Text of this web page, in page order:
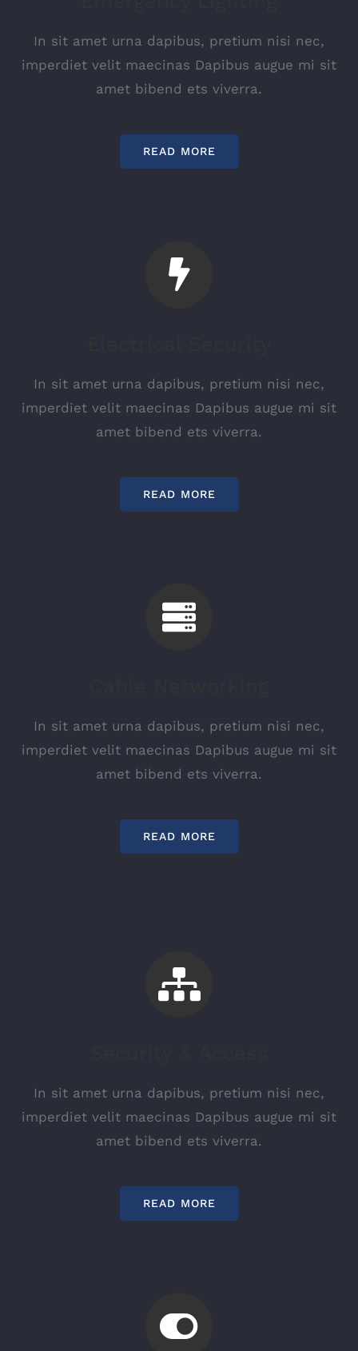
In sit amet urna dapibus, pretium nisi nec,
imperdiet velit maecinas Dapibus augue mi sit
amet bibend ets viverra.
READ MORE
In sit amet urna dapibus, pretium nisi nec,
imperdiet velit maecinas Dapibus augue mi sit
amet bibend ets viverra.
READ MORE
In sit amet urna dapibus, pretium nisi nec,
imperdiet velit maecinas Dapibus augue mi sit
amet bibend ets viverra.
READ MORE
In sit amet urna dapibus, pretium nisi nec,
imperdiet velit maecinas Dapibus augue mi sit
amet bibend ets viverra.
READ MORE